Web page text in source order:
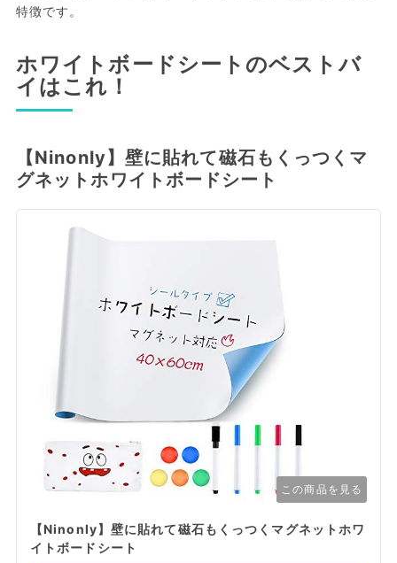
特徴です。
ホワイトボードシートのベストバ
イはこれ！
【Ninonly】壁に貼れて磁石もくっつくマ
グネットホワイトボードシート
この商品を見る
【Ninonly】壁に貼れて磁石もくっつくマグネットホワ
イトボードシート